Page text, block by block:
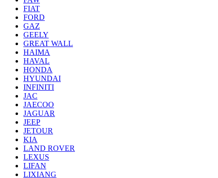
FIAT
FORD
GAZ
GEELY
GREAT WALL
HAIMA
HAVAL
HONDA
HYUNDAI
INFINITI
JAC
JAECOO
JAGUAR
JEEP
JETOUR
KIA
LAND ROVER
LEXUS
LIFAN
LIXIANG